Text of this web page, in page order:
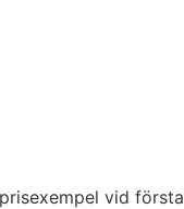
vid